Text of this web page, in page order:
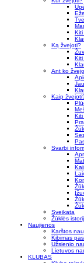
Kiti
Ką žvejoti?
Kiti
Ant ko
Kaip
Kiti
Svarbi
Sveikata
Žūklės
Naujienos
Karštos
Kibimas
Užsienio
Lietuvos
KLUBAS